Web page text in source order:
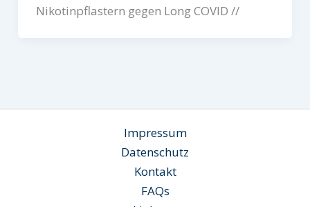
Nikotinpflastern gegen Long COVID //
Impressum
Datenschutz
Kontakt
FAQs